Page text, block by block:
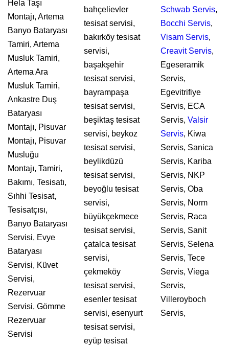
Hela Taşı
Montajı, Artema
Banyo Bataryası
Tamiri, Artema
Musluk Tamiri,
Artema Ara
Musluk Tamiri,
Ankastre Duş
Bataryası
Montajı, Pisuvar
Montajı, Pisuvar
Musluğu
Montajı, Tamiri,
Bakımı, Tesisatı,
Sıhhi Tesisat,
Tesisatçısı,
Banyo Bataryası
Servisi, Evye
Bataryası
Servisi, Küvet
Servisi,
Rezervuar
Servisi, Gömme
Rezervuar
Servisi
bahçelievler
tesisat servisi,
bakırköy tesisat
servisi,
başakşehir
tesisat servisi,
bayrampaşa
tesisat servisi,
beşiktaş tesisat
servisi, beykoz
tesisat servisi,
beylikdüzü
tesisat servisi,
beyoğlu tesisat
servisi,
büyükçekmece
tesisat servisi,
çatalca tesisat
servisi,
çekmeköy
tesisat servisi,
esenler tesisat
servisi, esenyurt
tesisat servisi,
eyüp tesisat
Schwab Servis,
Bocchi Servis,
Visam Servis,
Creavit Servis,
Egeseramik
Servis,
Egevitrifiye
Servis, ECA
Servis, Valsir
Servis, Kiwa
Servis, Sanica
Servis, Kariba
Servis, NKP
Servis, Oba
Servis, Norm
Servis, Raca
Servis, Sanit
Servis, Selena
Servis, Tece
Servis, Viega
Servis,
Villeroyboch
Servis,